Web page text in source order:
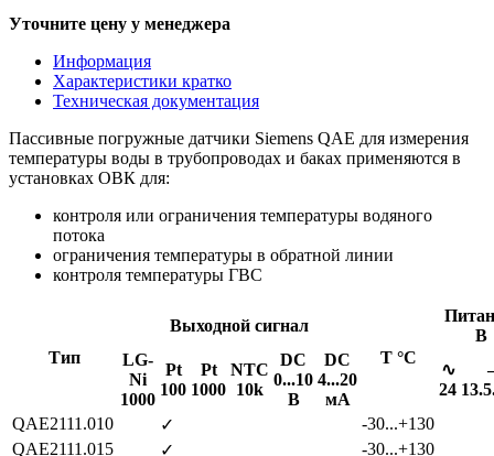
Уточните цену у менеджера
Информация
Характеристики кратко
Техническая документация
Пассивные погружные датчики Siemens QAE для измерения
температуры воды в трубопроводах и баках применяются в
установках ОВК для:
контроля или ограничения температуры водяного
потока
ограничения температуры в обратной линии
контроля температуры ГВС
Тип
Выходной сигнал
Т °C
В
LG-
Ni
1000
Pt
100
Pt
1000
NTC
10k
DC
0...10
В
DC
4...20
мА
∿
24
QAE2111.010
✓
-30...+130
QAE2111.015
✓ -30...+130